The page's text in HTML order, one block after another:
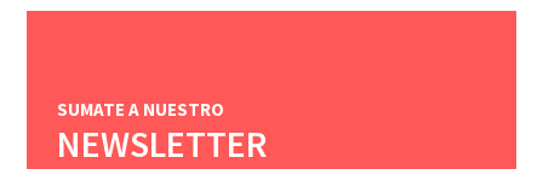
SUMATE A NUESTRO
NEWSLETTER